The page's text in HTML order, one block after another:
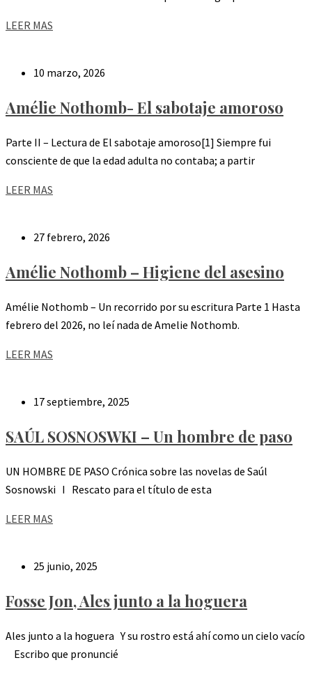
LEER MAS
10 marzo, 2026
Amélie Nothomb- El sabotaje amoroso
Parte II – Lectura de El sabotaje amoroso[1] Siempre fui
consciente de que la edad adulta no contaba; a partir
LEER MAS
27 febrero, 2026
Amélie Nothomb – Higiene del asesino
Amélie Nothomb – Un recorrido por su escritura Parte 1 Hasta
febrero del 2026, no leí nada de Amelie Nothomb.
LEER MAS
17 septiembre, 2025
SAÚL SOSNOSWKI – Un hombre de paso
UN HOMBRE DE PASO Crónica sobre las novelas de Saúl
Sosnowski I Rescato para el título de esta
LEER MAS
25 junio, 2025
Fosse Jon, Ales junto a la hoguera
Ales junto a la hoguera Y su rostro está ahí como un cielo vacío
Escribo que pronuncié